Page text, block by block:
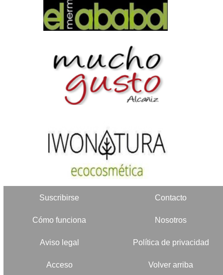
Suscribirse Contacto
Cómo funciona Nosotros
Aviso legal Política de privacidad
Acceso Volver arriba